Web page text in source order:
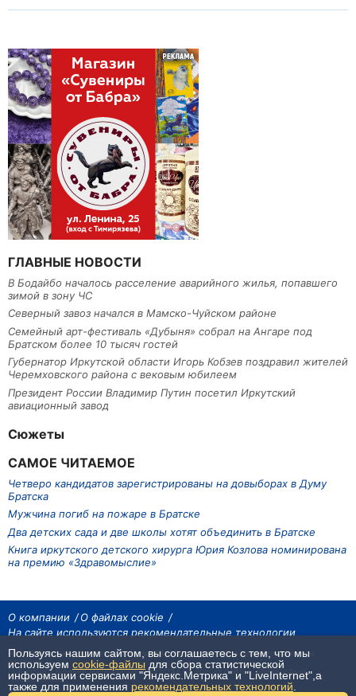
ГЛАВНЫЕ НОВОСТИ
В Бодайбо началось расселение аварийного жилья, попавшего
зимой в зону ЧС
Северный завоз начался в Мамско-Чуйском районе
Семейный арт-фестиваль «Дубыня» собрал на Ангаре под
Братском более 10 тысяч гостей
Губернатор Иркутской области Игорь Кобзев поздравил жителей
Черемховского района с вековым юбилеем
Президент России Владимир Путин посетил Иркутский
авиационный завод
Сюжеты
САМОЕ ЧИТАЕМОЕ
Четверо кандидатов зарегистрированы на довыборах в Думу
Братска
Мужчина погиб на пожаре в Братске
Два детских сада и две школы хотят объединить в Братске
Книга иркутского детского хирурга Юрия Козлова номинирована
на премию «Здравомыслие»
О компании
О файлах cookie
На сайте используются рекомендательные технологии
На сайте размещаются материалы ИА «Наш Север». Все права охраняются
законом.
При использовании материалов агентства на других сайтах, обязательна
гиперссылка.
Пользуясь нашим сайтом, вы соглашаетесь с тем, что мы
используем cookie-файлы для сбора статистической
информации сервисами "Яндекс.Метрика" и "LiveInternet",а
также для применения рекомендательных технологий